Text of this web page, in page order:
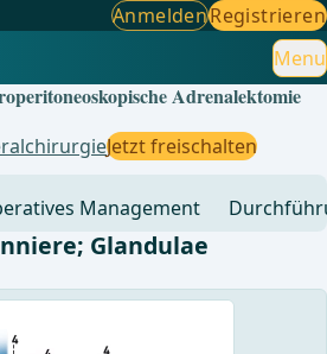
AnmeldenRegistrieren
Menu
Adrenalektomie
Jetzt freischalten
Management
Glandulae